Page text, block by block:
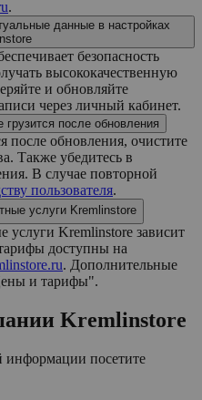
.
данные в настройках
безопасность
высококачественную
и обновляйте
через личный кабинет.
после обновления
после обновления, очистите
Также убедитесь в
В случае повторной
пользователя.
услуги Kremlinstore
услуги Kremlinstore зависит
доступны на
. Дополнительные
и тарифы".
Kremlinstore
информации посетите